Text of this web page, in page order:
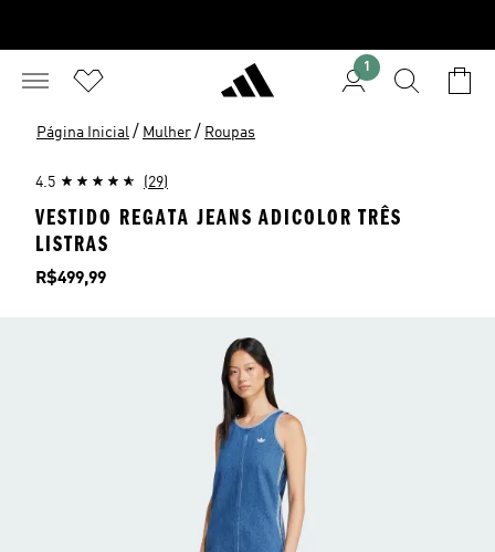
1
Página Inicial / Mulher / Roupas
4.5 (29)
VESTIDO REGATA JEANS ADICOLOR TRÊS
LISTRAS
Preço
R$499,99